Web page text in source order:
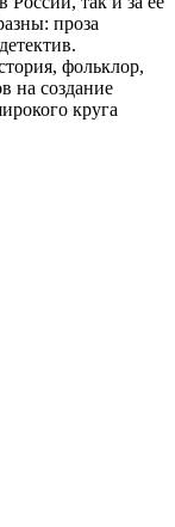
проза
фольклор,
на создание
круга